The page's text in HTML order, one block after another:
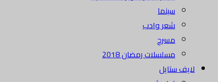
سينما
شعر وادب
مسرح
مسلسلات رمضان 2018
لايف ستايل